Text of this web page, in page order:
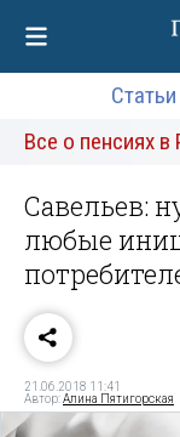
Статьи
Все о пенсиях в
Савельев:
любые
21.06.2018 11:41
Автор:Алина Пятигорская